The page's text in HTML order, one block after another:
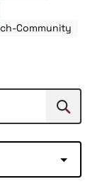
Community
Suchen